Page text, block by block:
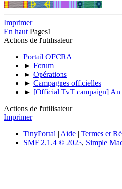
Imprimer
En haut Pages1
Actions de l'utilisateur
Portail OFCRA
► Forum
► Opérations
► Campagnes officielles
► [Official TvT campaign]
Actions de l'utilisateur
Imprimer
TinyPortal | Aide | Termes et
SMF 2.1.4 © 2023, Simple